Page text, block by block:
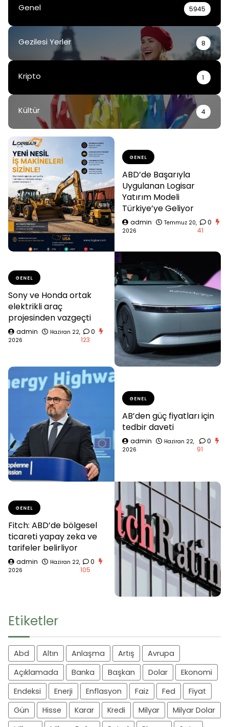
Genel 5945
Gezilesi Yerler 8
Kripto 1
Kültür 4
GENEL
ABD’de Başarıyla
Uygulanan Logisar
Yatırım Modeli
Türkiye’ye Geliyor
admin
Temmuz 20,
2026
0
41
GENEL
Sony ve Honda ortak
elektrikli araç
projesinden vazgeçti
admin
Haziran 22,
2026
0
123
GENEL
AB’den güç fiyatları için
tedbir daveti
admin
Haziran 22,
2026
0
91
GENEL
Fitch: ABD’de bölgesel
ticareti yapay zeka ve
tarifeler belirliyor
admin
Haziran 22,
2026
0
105
Etiketler
Abd Altın Anlaşma Artış
Avrupa
Açıklamada
Banka Başkan Dolar
Ekonomi
Endeksi
Enerji Enflasyon Faiz Fed
Fiyat
Gün
Hisse Karar Kredi Milyar
Milyar Dolar